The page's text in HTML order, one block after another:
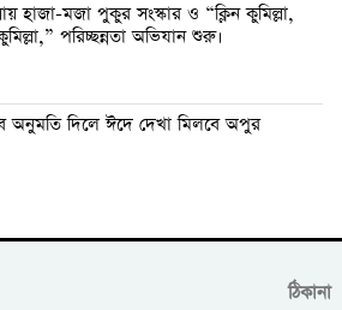
হাজা-মজা পুকুর সংস্কার ও “ক্লিন কুমিল্লা,
পরিচ্ছন্নতা অভিযান শুরু।
অনুমতি দিলে ঈদে দেখা মিলবে অপুর
ঠিকানা